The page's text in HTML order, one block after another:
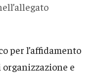
per l’affidamento
e